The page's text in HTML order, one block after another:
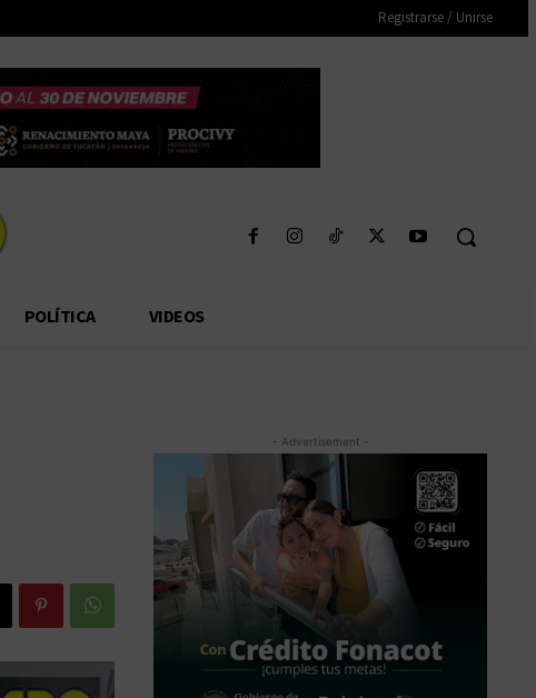
Registrarse / Unirse
POLÍTICA VIDEOS
- Advertisement -